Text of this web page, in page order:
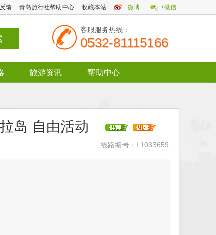
馈 青岛旅行社帮助中心 收藏本站 +微博 +微信
客服服务热线：
0532-81115166
旅游资讯 帮助中心
拉岛 自由活动
线路编号：L1033659